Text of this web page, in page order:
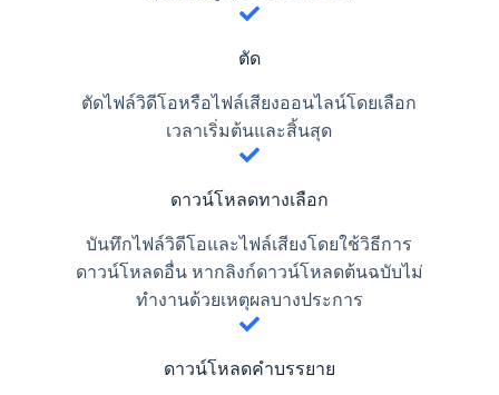
ตัด
ตัดไฟล์วิดีโอหรือไฟล์เสียงออนไลน์โดยเลือก
เวลาเริ่มต้นและสิ้นสุด
ดาวน์โหลดทางเลือก
บันทึกไฟล์วิดีโอและไฟล์เสียงโดยใช้วิธีการ
ดาวน์โหลดอื่น หากลิงก์ดาวน์โหลดต้นฉบับไม่
ทำงานด้วยเหตุผลบางประการ
ดาวน์โหลดคำบรรยาย